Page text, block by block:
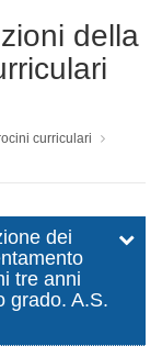
della
curriculari
dei
tre anni
grado. A.S.